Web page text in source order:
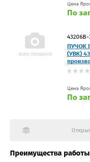
Цена
По
43206В-
ПУЧОК
(УВК)
Цена
По
Преимущества